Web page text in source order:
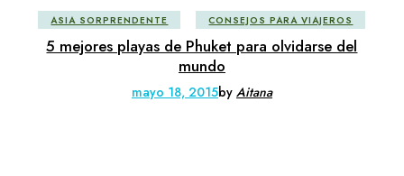
ASIA SORPRENDENTE CONSEJOS PARA VIAJEROS
5 mejores playas de Phuket para olvidarse del
mundo
mayo 18, 2015by Aitana